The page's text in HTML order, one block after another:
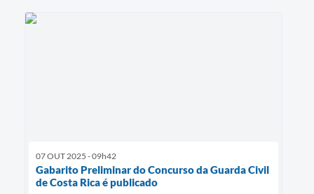
07 OUT 2025 - 09h42
Gabarito Preliminar do Concurso da Guarda Civil
de Costa Rica é publicado